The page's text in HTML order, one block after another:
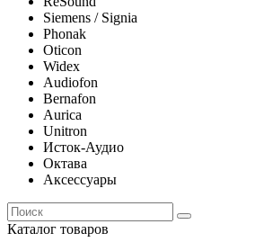
Siemens / Signia
Phonak
Oticon
Widex
Audiofon
Bernafon
Aurica
Unitron
Исток-Аудио
Октава
Аксессуары
Каталог товаров